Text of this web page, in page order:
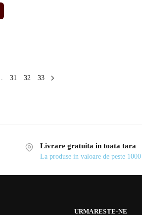
31 32 33
Livrare gratuita in toata tara
La produse in valoare de peste
URMARESTE-NE